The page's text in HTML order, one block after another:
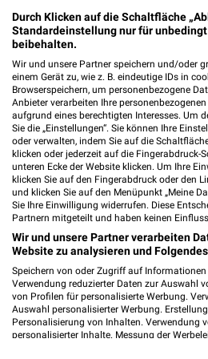
Weitere diska Geschäfte
und um Bad Colberg-
2 Geschäfte und Orte
diska Angebote in
Ahorn, Deutschland
307,19 km
diska Angebote in
Sonneberg, Deutschland
Durch Klicken auf die Schaltfläche
Standardeinstellung nur für
beibehalten.
Wir und unsere Partner speichern und/oder
einem Gerät zu, wie z. B. eindeutige IDs in
Browserspeichern, um personenbezogene
Anbieter verarbeiten Ihre
aufgrund eines berechtigten Interesses. Um
Sie die „Einstellungen“. Sie können Ihre
oder verwalten, indem Sie auf die
klicken oder jederzeit auf die Fingerabdruck-
unteren Ecke der Website klicken. Um Ihre
klicken Sie auf den Fingerabdruck oder den
und klicken Sie auf den Menüpunkt „Meine
Sie Ihre Einwilligung widerrufen. Diese
Partnern mitgeteilt und haben keinen
Wir und unsere Partner verarbeiten
Website zu analysieren und
Speichern von oder Zugriff auf
Verwendung reduzierter Daten zur Auswahl
von Profilen für personalisierte Werbung.
Auswahl personalisierter Werbung.
Personalisierung von Inhalten. Verwendung
personalisierter Inhalte. Messung der